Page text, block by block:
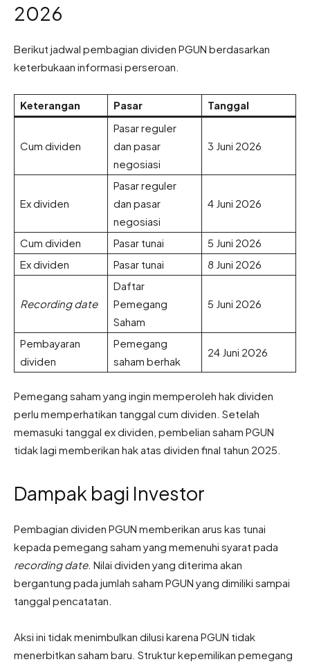
2026
Berikut jadwal pembagian dividen PGUN berdasarkan
keterbukaan informasi perseroan.
Keterangan Pasar Tanggal
Cum dividen
Pasar reguler
dan pasar
negosiasi
3 Juni 2026
Ex dividen
Pasar reguler
dan pasar
negosiasi
4 Juni 2026
Cum dividen Pasar tunai
5 Juni 2026
Ex dividen
Pasar tunai 8 Juni 2026
Recording date
Daftar
Pemegang
Saham
5 Juni 2026
Pembayaran
dividen
Pemegang
saham berhak
24 Juni 2026
Pemegang saham yang ingin memperoleh hak dividen
perlu memperhatikan tanggal cum dividen. Setelah
memasuki tanggal ex dividen, pembelian saham PGUN
tidak lagi memberikan hak atas dividen final tahun 2025.
Dampak bagi Investor
Pembagian dividen PGUN memberikan arus kas tunai
kepada pemegang saham yang memenuhi syarat pada
recording date. Nilai dividen yang diterima akan
bergantung pada jumlah saham PGUN yang dimiliki sampai
tanggal pencatatan.
Aksi ini tidak menimbulkan dilusi karena PGUN tidak
menerbitkan saham baru. Struktur kepemilikan pemegang